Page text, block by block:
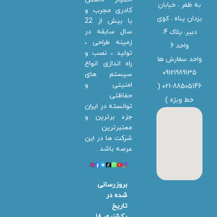
به ظفر ،‌ خیابان
یزدان پناه ، کوی
دبیر، پلاک 4،
واحد 6
واحد سفارش ها
09121989135
021-88505146 (
خط ویژه )
کادری مجرب و
با بیش از 22
سال سابقه در
زمینه طراحی ،
تولید ، نصب و
راه اندازی انواع
سیستم های
امنیتی و
حفاظتی
توانسته در ایران
جزء برترین و
معتبرترین
شرکت ها در این
عرصه باشد .
بروزرسانی
شده در
تاریخ